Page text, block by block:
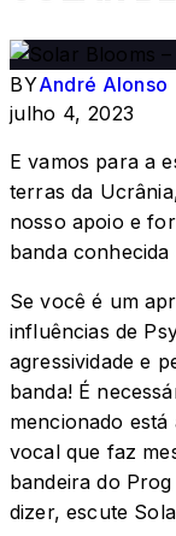
BYAndré Alonso
julho 4, 2023
E vamos para a
terras da
nosso apoio e
banda
Se você é um
influências de
agressividade e
banda! É
mencionado
vocal que faz
bandeira do
dizer, escute